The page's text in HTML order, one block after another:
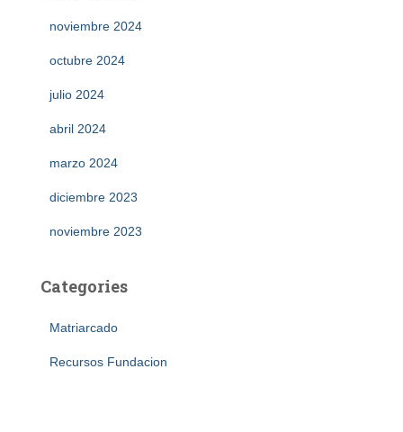
noviembre 2024
octubre 2024
julio 2024
abril 2024
marzo 2024
diciembre 2023
noviembre 2023
Categories
Matriarcado
Recursos Fundacion